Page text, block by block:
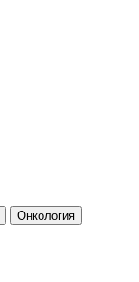
Онкология